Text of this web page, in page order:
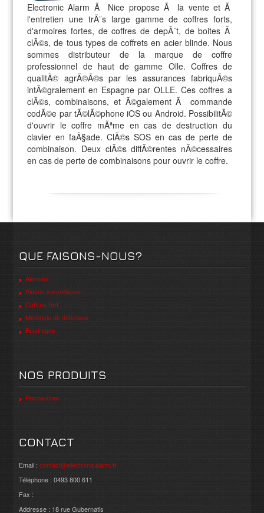
Electronic Alarm Ã Nice propose Ã la vente et Ã
l'entretien une trÃ¨s large gamme de coffres forts,
d'armoires fortes, de coffres de depÃ´t, de boites Ã
clÃ©s, de tous types de coffrets en acier blinde. Nous
sommes distributeur de la marque de coffre
professionnel de haut de gamme Olle. Coffres de
qualitÃ© agrÃ©Ã©s par les assurances fabriquÃ©s
intÃ©gralement en Espagne par OLLE. Ces coffres a
clÃ©s, combinaisons, et Ã©galement Ã commande
codÃ©e par tÃ©lÃ©phone iOS ou Android. PossibilitÃ©
d'ouvrir le coffre mÃªme en cas de destruction du
clavier en faÃ§ade. ClÃ©s SOS en cas de perte de
combinaison. Deux clÃ©s diffÃ©rentes nÃ©cessaires
en cas de perte de combinaisons pour ouvrir le coffre.
QUE FAISONS-NOUS?
Alarmes
Vidéos surveillance
Coffres-fort
Matériels de défenses
Eclairages
NOS PRODUITS
Rechercher
CONTACT
Email :contact@electronicalarm.fr
Téléphone : 0493 800 611
Fax :
Addresse : 18 rue Gubernatis